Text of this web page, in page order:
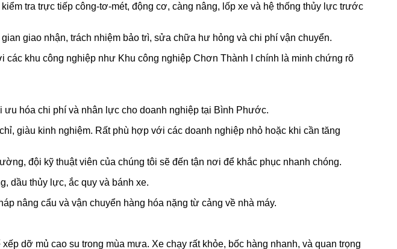
tra trực tiếp công-tơ-mét, động cơ, càng nâng, lốp xe và hệ thống thủy lực trước
giao nhận, trách nhiệm bảo trì, sửa chữa hư hỏng và chi phí vận chuyển.
các khu công nghiệp như Khu công nghiệp Chơn Thành I chính là minh chứng rõ
ưu hóa chi phí và nhân lực cho doanh nghiệp tại Bình Phước.
giàu kinh nghiệm. Rất phù hợp với các doanh nghiệp nhỏ hoặc khi cần tăng
đội kỹ thuật viên của chúng tôi sẽ đến tận nơi để khắc phục nhanh chóng.
dầu thủy lực, ắc quy và bánh xe.
nâng cẩu và vận chuyển hàng hóa nặng từ cảng về nhà máy.
dỡ mủ cao su trong mùa mưa. Xe chạy rất khỏe, bốc hàng nhanh, và quan trọng